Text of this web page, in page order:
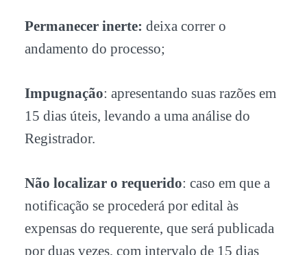
Permanecer inerte: deixa correr o
andamento do processo;
Impugnação: apresentando suas razões em
15 dias úteis, levando a uma análise do
Registrador.
Não localizar o requerido: caso em que a
notificação se procederá por edital às
expensas do requerente, que será publicada
por duas vezes, com intervalo de 15 dias